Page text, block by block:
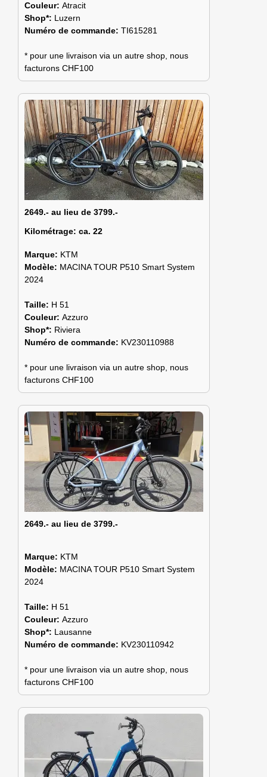
Couleur: Atracit
Shop*: Luzern
Numéro de commande: TI615281
* pour une livraison via un autre shop, nous
facturons CHF100
2649.- au lieu de 3799.-
Kilométrage: ca. 22
Marque: KTM
Modèle: MACINA TOUR P510 Smart System
2024
Taille: H 51
Couleur: Azzuro
Shop*: Riviera
Numéro de commande: KV230110988
* pour une livraison via un autre shop, nous
facturons CHF100
2649.- au lieu de 3799.-
Marque: KTM
Modèle: MACINA TOUR P510 Smart System
2024
Taille: H 51
Couleur: Azzuro
Shop*: Lausanne
Numéro de commande: KV230110942
* pour une livraison via un autre shop, nous
facturons CHF100